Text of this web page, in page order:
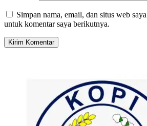
Simpan nama, email, dan situs web
untuk komentar saya berikutnya.